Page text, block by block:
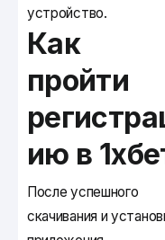
устройство.
Как
пройти
ию в
После успешного
скачивания и